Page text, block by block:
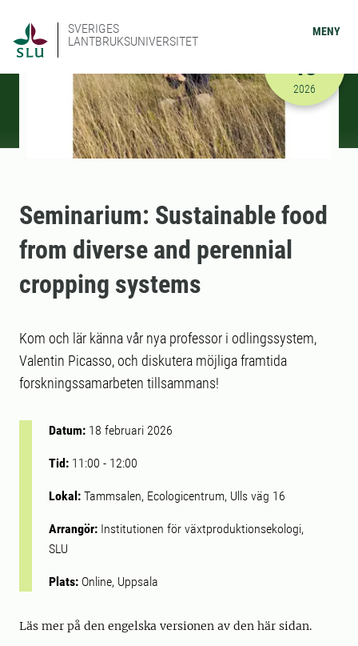
SVERIGES
LANTBRUKSUNIVERSITET
MENY
2026-02-
18
2026
Seminarium: Sustainable food
from diverse and perennial
cropping systems
Kom och lär känna vår nya professor i odlingssystem,
Valentin Picasso, och diskutera möjliga framtida
forskningssamarbeten tillsammans!
Datum: 18 februari 2026
Tid: 11:00 - 12:00
Lokal: Tammsalen, Ecologicentrum, Ulls väg 16
Arrangör: Institutionen för växtproduktionsekologi,
SLU
Plats: Online, Uppsala
Läs mer på den engelska versionen av den här sidan.